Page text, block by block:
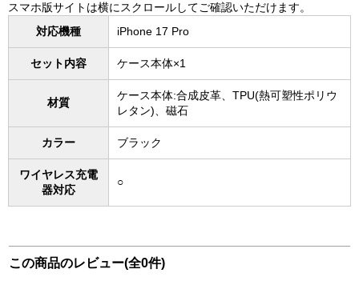
スマホ版サイトは横にスクロールしてご確認いただけます。
対応機種
iPhone 17 Pro
セット内容 ケース本体×1
材質
ケース本体:合成皮革、TPU(熱可塑性ポリウ
レタン)、磁石
カラー ブラック
ワイヤレス充電
器対応
○
この商品のレビュー(全0件)